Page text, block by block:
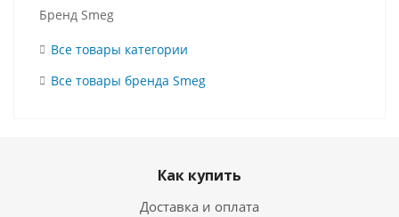
Бренд Smeg
Все товары категории
Все товары бренда Smeg
Как купить
Доставка и оплата